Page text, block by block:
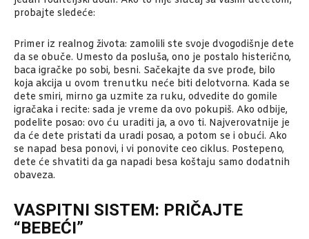
probajte sledeće:
Primer iz realnog života: zamolili ste svoje dvogodišnje dete
da se obuče. Umesto da posluša, ono je postalo histerično,
baca igračke po sobi, besni. Sačekajte da sve prođe, bilo
koja akcija u ovom trenutku neće biti delotvorna. Kada se
dete smiri, mirno ga uzmite za ruku, odvedite do gomile
igračaka i recite: sada je vreme da ovo pokupiš. Ako odbije,
podelite posao: ovo ću uraditi ja, a ovo ti. Najverovatnije je
da će dete pristati da uradi posao, a potom se i obući. Ako
se napad besa ponovi, i vi ponovite ceo ciklus. Postepeno,
dete će shvatiti da ga napadi besa koštaju samo dodatnih
obaveza.
VASPITNI SISTEM: PRIČAJTE
“BEBEĆI”